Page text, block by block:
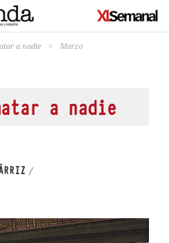
a nadie > Marzo
a nadie
/